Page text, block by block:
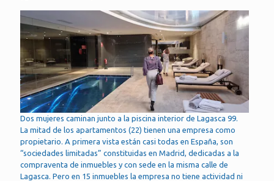
Dos mujeres caminan junto a la piscina interior de Lagasca 99.
La mitad de los apartamentos (22) tienen una empresa como
propietario. A primera vista están casi todas en España, son
“sociedades limitadas” constituidas en Madrid, dedicadas a la
compraventa de inmuebles y con sede en la misma calle de
Lagasca. Pero en 15 inmuebles la empresa no tiene actividad ni